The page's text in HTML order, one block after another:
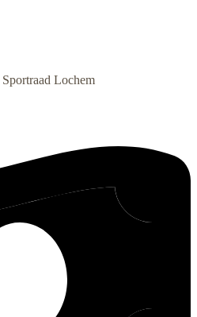
Sportraad Lochem